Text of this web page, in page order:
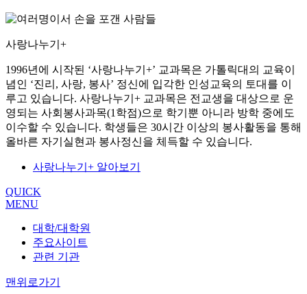
사랑나누기+
1996년에 시작된 ‘사랑나누기+’ 교과목은 가톨릭대의 교육이
념인 ‘진리, 사랑, 봉사’ 정신에 입각한 인성교육의 토대를 이
루고 있습니다. 사랑나누기+ 교과목은 전교생을 대상으로 운
영되는 사회봉사과목(1학점)으로 학기뿐 아니라 방학 중에도
이수할 수 있습니다. 학생들은 30시간 이상의 봉사활동을 통해
올바른 자기실현과 봉사정신을 체득할 수 있습니다.
사랑나누기+ 알아보기
QUICK
MENU
대학/대학원
주요사이트
관련 기관
맨위로가기